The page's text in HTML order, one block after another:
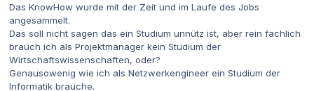
Das KnowHow wurde mit der Zeit und im Laufe des Jobs
angesammelt.
Das soll nicht sagen das ein Studium unnütz ist, aber rein fachlich
brauch ich als Projektmanager kein Studium der
Wirtschaftswissenschaften, oder?
Genausowenig wie ich als Netzwerkengineer ein Studium der
Informatik brauche.